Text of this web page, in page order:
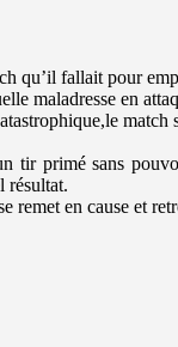
qu’il fallait pour
maladresse en
primé sans
résultat.
remet en cause et